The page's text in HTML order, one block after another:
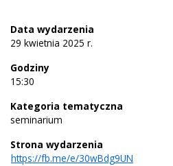
Data wydarzenia
29 kwietnia 2025 r.
Godziny
15:30
Kategoria tematyczna
seminarium
Strona wydarzenia
https://fb.me/e/30wBdg9UN